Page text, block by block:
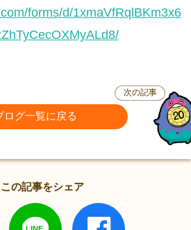
forms/d/1xmaVfRqlBKm3x6
ログ一覧に戻る
次の記事
この記事をシェア